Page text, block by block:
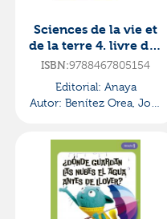
Sciences de la vie et
de la terre 4. livre de l
élève plus de
o·opération terre
ISBN:9788467805154
Editorial: Anaya
Autor: Benítez Orea, José